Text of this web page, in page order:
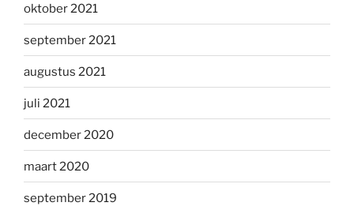
oktober 2021
september 2021
augustus 2021
juli 2021
december 2020
maart 2020
september 2019